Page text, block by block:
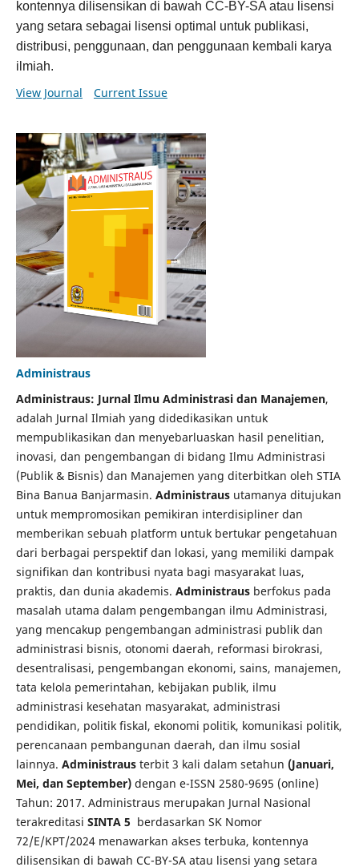
kontennya dilisensikan di bawah CC-BY-SA atau lisensi
yang setara sebagai lisensi optimal untuk publikasi,
distribusi, penggunaan, dan penggunaan kembali karya
ilmiah.
View Journal Current Issue
Administraus
Administraus: Jurnal Ilmu Administrasi dan Manajemen,
adalah Jurnal Ilmiah yang didedikasikan untuk
mempublikasikan dan menyebarluaskan hasil penelitian,
inovasi, dan pengembangan di bidang Ilmu Administrasi
(Publik & Bisnis) dan Manajemen yang diterbitkan oleh STIA
Bina Banua Banjarmasin. Administrausutamanya ditujukan
untuk mempromosikan pemikiran interdisipliner dan
memberikan sebuah platform untuk bertukar pengetahuan
dari berbagai perspektif dan lokasi, yang memiliki dampak
signifikan dan kontribusi nyata bagi masyarakat luas,
praktis, dan dunia akademis. Administrausberfokus pada
masalah utama dalam pengembangan ilmu Administrasi,
yang mencakup pengembangan administrasi publik dan
administrasi bisnis, otonomi daerah, reformasi birokrasi,
desentralisasi, pengembangan ekonomi, sains, manajemen,
tata kelola pemerintahan, kebijakan publik, ilmu
administrasi kesehatan masyarakat, administrasi
pendidikan, politik fiskal, ekonomi politik, komunikasi politik,
perencanaan pembangunan daerah, dan ilmu sosial
lainnya. Administrausterbit 3 kali dalam setahun (Januari,
Mei, dan September)dengan e-ISSN 2580-9695 (online)
Tahun: 2017. Administraus merupakan Jurnal Nasional
terakreditasi SINTA 5 berdasarkan SK Nomor
72/E/KPT/2024 menawarkan akses terbuka, kontennya
dilisensikan di bawah CC-BY-SA atau lisensi yang setara